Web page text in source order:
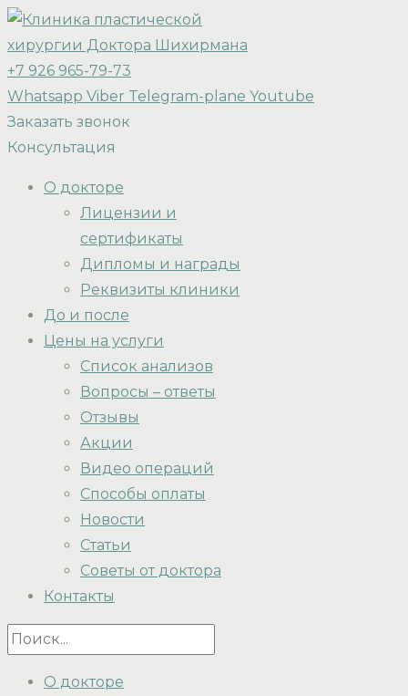
+7 926 965-79-73
Whatsapp Viber Telegram-plane Youtube
Заказать звонок
Консультация
О докторе
Лицензии и
сертификаты
Дипломы и награды
Реквизиты клиники
До и после
Цены на услуги
Список анализов
Вопросы – ответы
Отзывы
Акции
Видео операций
Способы оплаты
Новости
Статьи
Советы от доктора
Контакты
О докторе